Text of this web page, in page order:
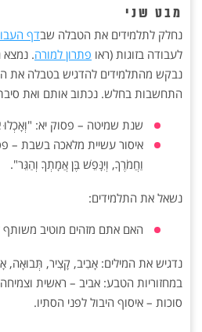
מבט שני
נחלק לתלמידים את הטבלה שבדף
לעבודה בזוגות (ראו פתרון למורה. נמצא
נבקש מהתלמידים להדגיש בטבלה את
התחשבות בחלש. נכתוב אותם ואת
שנת שמיטה – פסוק יא: "וְאָכְלוּ
איסור עשיית מלאכה בשבת –
וַחֲמֹרֶךָ, וְיִנָּפֵשׁ בֶּן אֲמָתְךָ וְהַגֵּר".
נשאל את התלמידים:
האם אתם מזהים מוטיב משותף
נדגיש את המילים: אָבִיב, קָצִיר,
במחזוריות הטבע: אביב – ראשית
סוכות – איסוף היבול לפני הסתיו.